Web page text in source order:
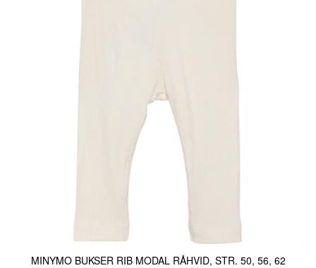
MINYMO BUKSER RIB MODAL RÅHVID, STR. 50, 56, 62